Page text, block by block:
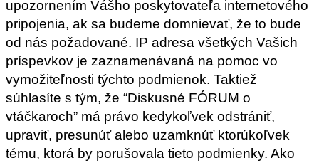
upozornením Vášho poskytovateľa internetového
pripojenia, ak sa budeme domnievať, že to bude
od nás požadované. IP adresa všetkých Vašich
príspevkov je zaznamenávaná na pomoc vo
vymožiteľnosti týchto podmienok. Taktiež
súhlasíte s tým, že “Diskusné FÓRUM o
vtáčkaroch” má právo kedykoľvek odstrániť,
upraviť, presunúť alebo uzamknúť ktorúkoľvek
tému, ktorá by porušovala tieto podmienky. Ako